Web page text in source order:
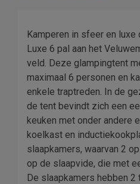
Kamperen in sfeer en luxe
Luxe 6 pal aan het
veld. Deze glampingtent
maximaal 6 personen en
enkele traptreden. In de
de tent bevindt zich een
keuken met onder andere
koelkast en
slaapkamers, waarvan 2
op de slaapvide, die met
De slaapkamers hebben